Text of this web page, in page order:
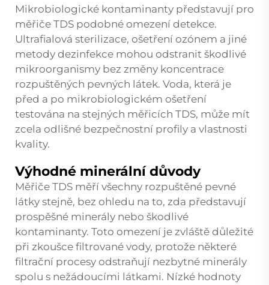
Mikrobiologické kontaminanty představují pro
měřiče TDS podobné omezení detekce.
Ultrafialová sterilizace, ošetření ozónem a jiné
metody dezinfekce mohou odstranit škodlivé
mikroorganismy bez změny koncentrace
rozpuštěných pevných látek. Voda, která je
před a po mikrobiologickém ošetření
testována na stejných měřicích TDS, může mít
zcela odlišné bezpečnostní profily a vlastnosti
kvality.
Výhodné minerální důvody
Měřiče TDS měří všechny rozpuštěné pevné
látky stejně, bez ohledu na to, zda představují
prospěšné minerály nebo škodlivé
kontaminanty. Toto omezení je zvláště důležité
při zkoušce filtrované vody, protože některé
filtrační procesy odstraňují nezbytné minerály
spolu s nežádoucími látkami. Nízké hodnoty